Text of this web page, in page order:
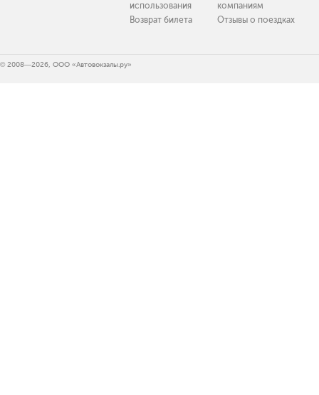
использования
Возврат билета
компаниям
Отзывы о поездках
© 2008—2026, ООО «Автовокзалы.ру»